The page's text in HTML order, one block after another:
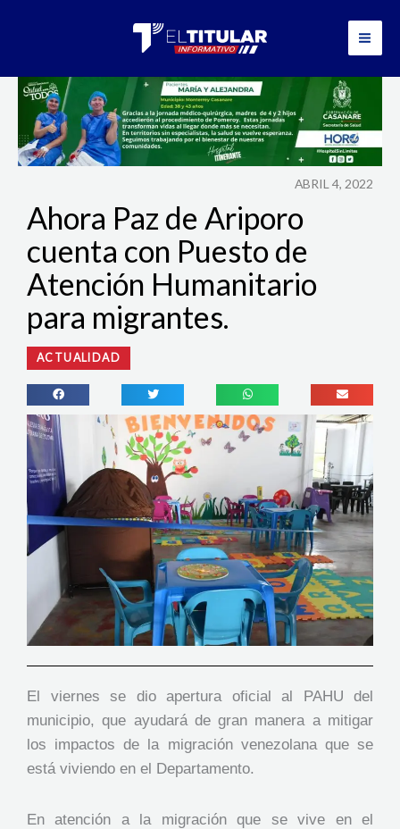
ABRIL 4, 2022
Ahora Paz de Ariporo
cuenta con Puesto de
Atención Humanitario
para migrantes.
ACTUALIDAD
El viernes se dio apertura oficial al PAHU del
municipio, que ayudará de gran manera a mitigar
los impactos de la migración venezolana que se
está viviendo en el Departamento.
En atención a la migración que se vive en el